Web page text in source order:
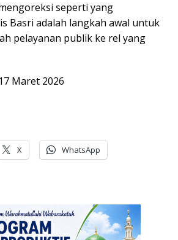
seperti yang
Basri adalah langkah awal untuk
pelayanan publik ke rel yang
Maret 2026
X WhatsApp